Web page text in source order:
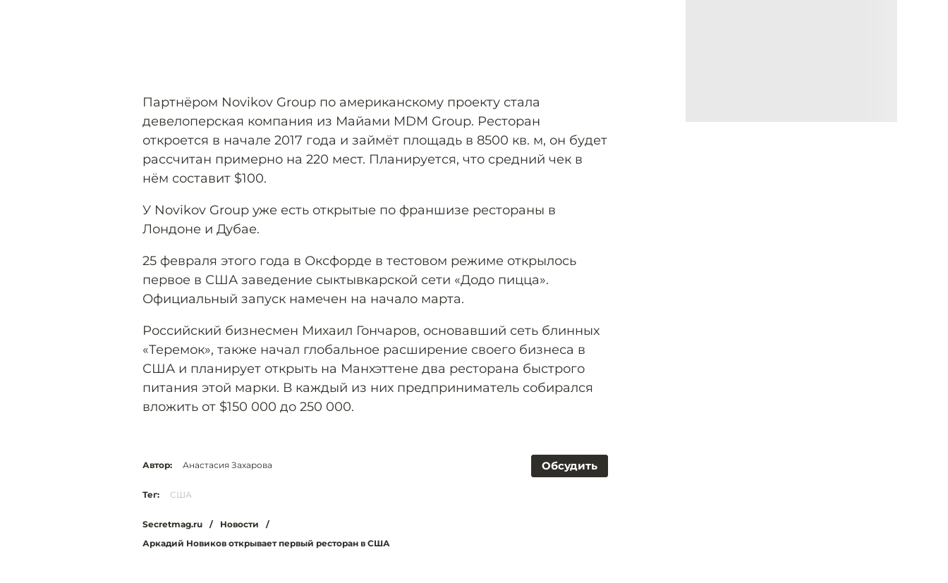
Партнёром Novikov Group по американскому проекту стала
девелоперская компания из Майами MDM Group. Ресторан
откроется в начале 2017 года и займёт площадь в 8500 кв. м, он будет
рассчитан примерно на 220 мест. Планируется, что средний чек в
нём составит $100.
У Novikov Group уже есть открытые по франшизе рестораны в
Лондоне и Дубае.
25 февраля этого года в Оксфорде в тестовом режиме открылось
первое в США заведение сыктывкарской сети «Додо пицца».
Официальный запуск намечен на начало марта.
Российский бизнесмен Михаил Гончаров, основавший сеть блинных
«Теремок», также начал глобальное расширение своего бизнеса в
США и планирует открыть на Манхэттене два ресторана быстрого
питания этой марки. В каждый из них предприниматель собирался
вложить от $150 000 до 250 000.
Обсудить
Автор: Анастасия Захарова
Тег: США
Secretmag.ru / Новости
/
Аркадий Новиков открывает первый ресторан в США